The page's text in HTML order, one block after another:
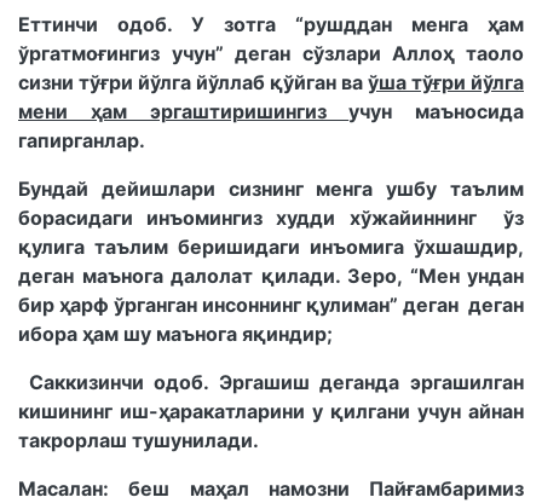
Еттинчи одоб. У зотга “рушддан менга ҳам
ўргатмоғингиз учун” деган сўзлари Аллоҳ таоло
сизни тўғри йўлга йўллаб қўйган ва ўша тўғри йўлга
мени ҳам эргаштиришингизучун маъносида
гапирганлар.
Бундай дейишлари сизнинг менга ушбу таълим
борасидаги инъомингиз худди хўжайиннинг ўз
қулига таълим беришидаги инъомига ўхшашдир,
деган маънога далолат қилади. Зеро, “Мен ундан
бир ҳарф ўрганган инсоннинг қулиман” деган деган
ибора ҳам шу маънога яқиндир;
Саккизинчи одоб. Эргашиш деганда эргашилган
кишининг иш-ҳаракатларини у қилгани учун айнан
такрорлаш тушунилади.
Масалан: беш маҳал намозни Пайғамбаримиз